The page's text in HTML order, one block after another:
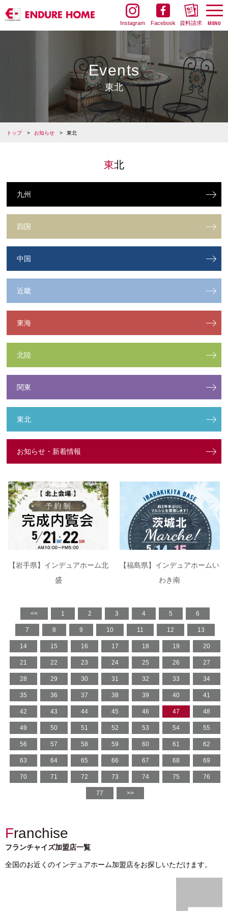
Instagram Facebook 資料請求
Events
東北
トップ お知らせ 東北
東北
九州
四国
中国
近畿
東海
北陸
関東
東北
お知らせ・新着情報
【岩手県】インデュアホーム北
盛
【福島県】インデュアホームい
わき南
<< 1 2 3 4 5 6
7 8 9 10 11 12 13
14 15 16 17 18 19 20
21 22 23 24 25 26 27
28 29 30 31 32 33 34
35 36 37 38 39 40 41
42 43 44 45 46 47 48
49 50 51 52 53 54 55
56 57 58 59 60 61 62
63 64 65 66 67 68 69
70 71 72 73 74 75 76
77 >>
Franchise
フランチャイズ加盟店一覧
全国のお近くのインデュアホーム加盟店をお探しいただけます。